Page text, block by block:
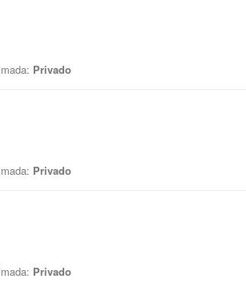
Privado
Privado
Privado